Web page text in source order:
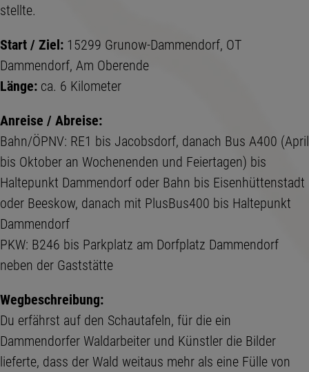
stellte.
Start / Ziel: 15299 Grunow-Dammendorf, OT
Dammendorf, Am Oberende
Länge: ca. 6 Kilometer
Anreise / Abreise:
Bahn/ÖPNV: RE1 bis Jacobsdorf, danach Bus A400 (April
bis Oktober an Wochenenden und Feiertagen) bis
Haltepunkt Dammendorf oder Bahn bis Eisenhüttenstadt
oder Beeskow, danach mit PlusBus400 bis Haltepunkt
Dammendorf
PKW: B246 bis Parkplatz am Dorfplatz Dammendorf
neben der Gaststätte
Wegbeschreibung:
Du erfährst auf den Schautafeln, für die ein
Dammendorfer Waldarbeiter und Künstler die Bilder
lieferte, dass der Wald weitaus mehr als eine Fülle von